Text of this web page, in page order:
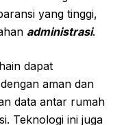
yang tinggi,
administrasi.
dapat
aman dan
data antar rumah
Teknologi ini juga